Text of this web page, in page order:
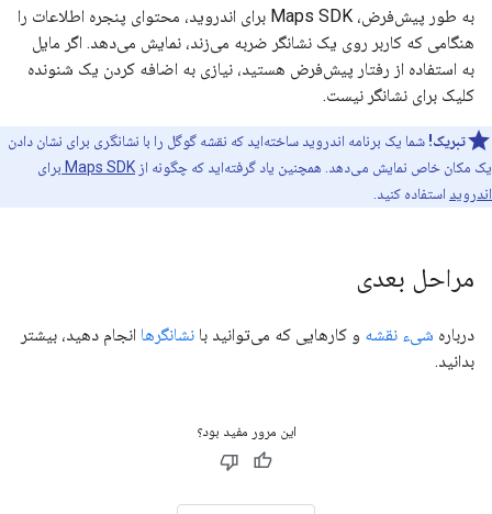
به طور پیش‌فرض، Maps SDK برای اندروید، محتوای پنجره اطلاعات را
هنگامی که کاربر روی یک نشانگر ضربه می‌زند، نمایش می‌دهد. اگر مایل
به استفاده از رفتار پیش‌فرض هستید، نیازی به اضافه کردن یک شنونده
کلیک برای نشانگر نیست.
تبریک! شما یک برنامه اندروید ساخته‌اید که نقشه گوگل را با نشانگری برای نشان دادن
یک مکان خاص نمایش می‌دهد. همچنین یاد گرفته‌اید که چگونه از
Maps SDK برای
اندروید استفاده کنید.
مراحل بعدی
درباره شیء نقشه و کارهایی که می‌توانید با نشانگرها انجام دهید، بیشتر
بدانید.
این مرور مفید بود؟